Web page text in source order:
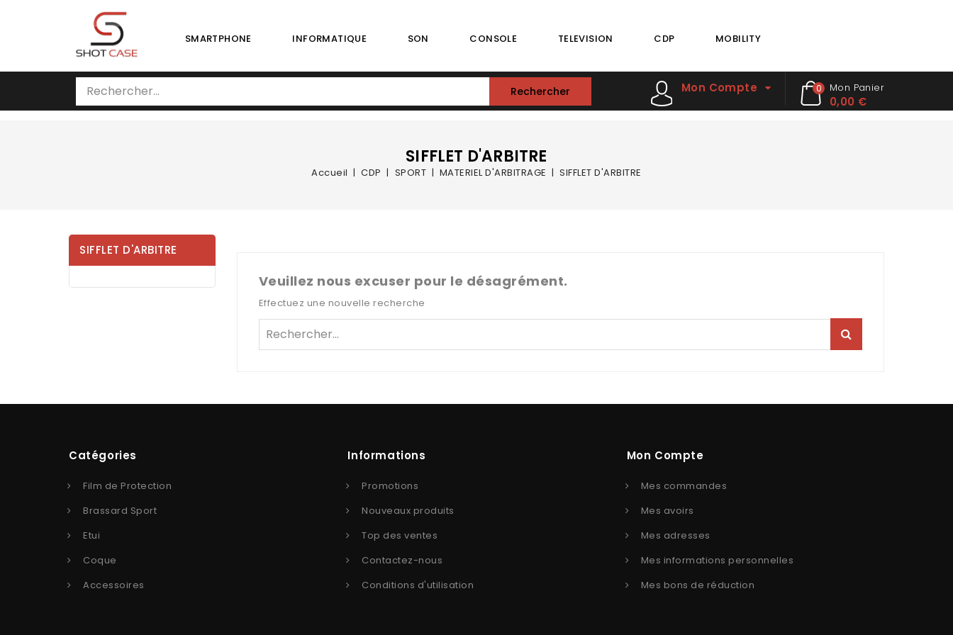
SMARTPHONE INFORMATIQUE SON CONSOLE TELEVISION CDP MOBILITY
Mon Panier
0,00 €
0
Mon Compte
Rechercher
SIFFLET D'ARBITRE
Accueil CDP SPORT MATERIEL D'ARBITRAGE SIFFLET D'ARBITRE
SIFFLET D'ARBITRE
Veuillez nous excuser pour le désagrément.
Effectuez une nouvelle recherche
Catégories
Film de Protection
Brassard Sport
Etui
Coque
Accessoires
Informations
Promotions
Nouveaux produits
Top des ventes
Contactez-nous
Conditions d'utilisation
Mon Compte
Mes commandes
Mes avoirs
Mes adresses
Mes informations personnelles
Mes bons de réduction